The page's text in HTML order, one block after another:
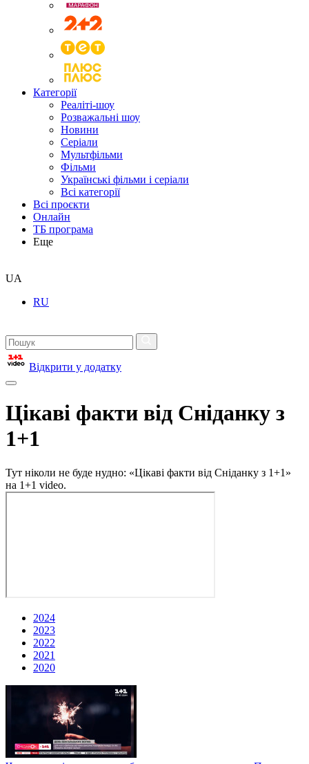
Категорії
Реаліті-шоу
Розважальні шоу
Новини
Серіали
Мультфільми
Фільми
Українські фільми і серіали
Всі категорії
Всі проєкти
Онлайн
ТБ програма
Еще
UA
RU
Відкрити у додатку
Цікаві факти від Сніданку з
1+1
Тут ніколи не буде нудно: «Цікаві факти від Сніданку з 1+1»
на 1+1 video.
2024
2023
2022
2021
2020